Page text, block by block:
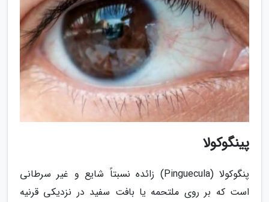
پینگوکولا
پنگوکولا (Pinguecula) زائده نسبتاً شایع و غیر سرطانی
است که بر روی ملتحمه یا بافت سفید در نزدیکی قرنیه